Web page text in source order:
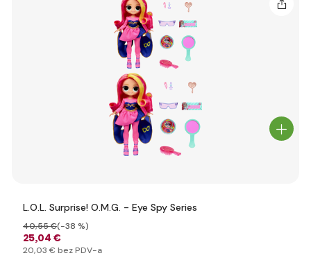
L.O.L. Surprise! O.M.G. - Eye Spy Series
25,04 €
40,55 €(-38 %)
20,03 € bez PDV-a